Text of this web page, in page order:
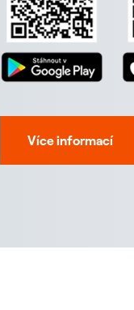
Více informací